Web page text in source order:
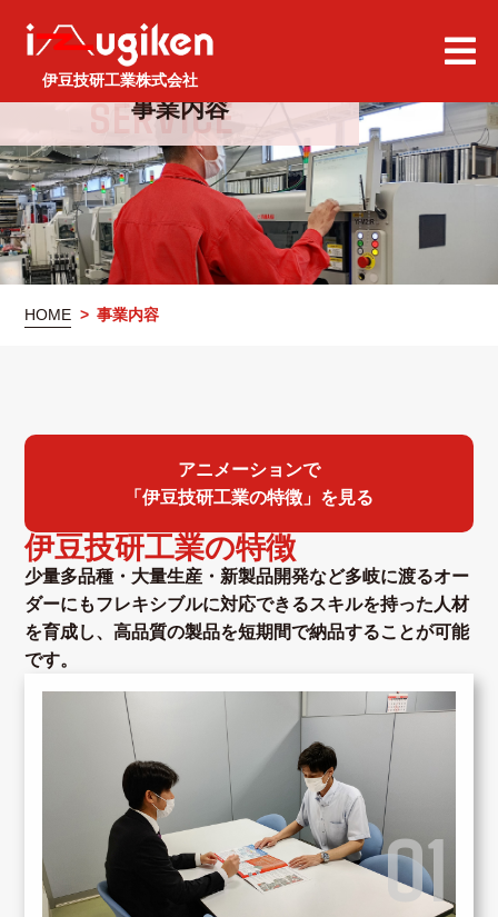
content
伊豆技研工業株式会社
事業内容
HOME 事業内容
アニメーションで
「伊豆技研工業の特徴」を見る
伊豆技研工業の特徴
少量多品種・大量生産・新製品開発など多岐に渡るオー
ダーにもフレキシブルに対応できるスキルを持った人材
を育成し、高品質の製品を短期間で納品することが可能
です。